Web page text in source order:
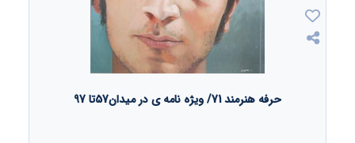
حرفه هنرمند 71/ ویژه نامه ی در میدان57تا 97